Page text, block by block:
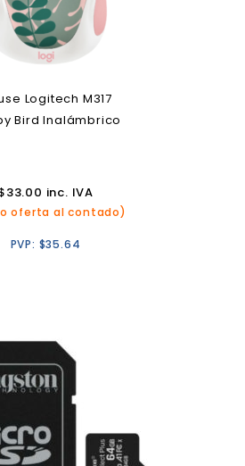
Logitech M317
Bird Inalámbrico
33.00 inc. IVA
oferta al contado)
PVP: $35.64